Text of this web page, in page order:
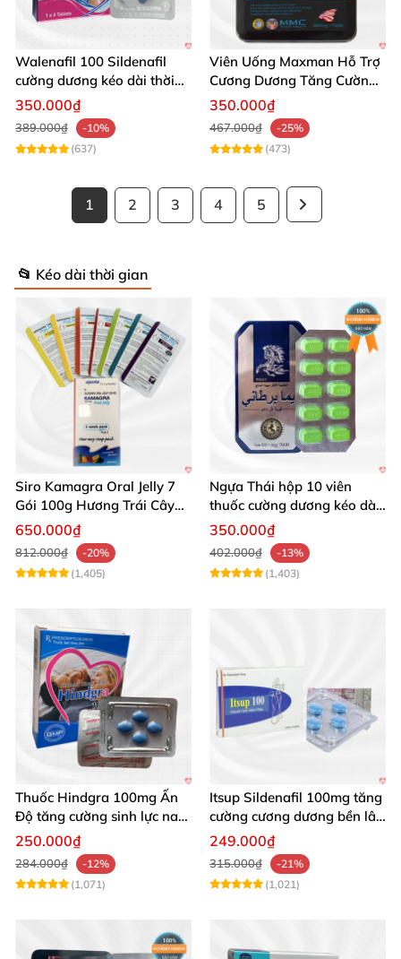
Walenafil 100 Sildenafil
cường dương kéo dài thời
gian tăng sinh lý
350.000₫
389.000₫
-10%
(637)
Viên Uống Maxman Hỗ Trợ
Cương Dương Tăng Cường
Sinh Lý 10 Viên
350.000₫
467.000₫
-25%
(473)
1 2 3 4 5
📂 Kéo dài thời gian
Siro Kamagra Oral Jelly 7
Gói 100g Hương Trái Cây
Tăng Cường Sinh Lý Nam
650.000₫
812.000₫
-20%
(1,405)
Ngựa Thái hộp 10 viên
thuốc cường dương kéo dài
cực mạnh
350.000₫
402.000₫
-13%
(1,403)
Thuốc Hindgra 100mg Ấn
Độ tăng cường sinh lực nam
chống xuất tinh sớm
250.000₫
284.000₫
-12%
(1,071)
Itsup Sildenafil 100mg tăng
cường cương dương bền lâu
nam
249.000₫
315.000₫
-21%
(1,021)